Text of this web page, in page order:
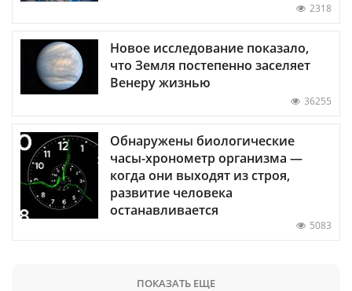
2318
Новое исследование показало,
что Земля постепенно заселяет
Венеру жизнью
36255
Обнаружены биологические
часы-хронометр организма —
когда они выходят из строя,
развитие человека
останавливается
5083
ПОКАЗАТЬ ЕЩЕ